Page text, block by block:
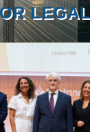
LEGAL